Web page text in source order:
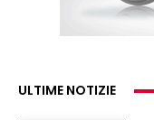
ULTIME NOTIZIE